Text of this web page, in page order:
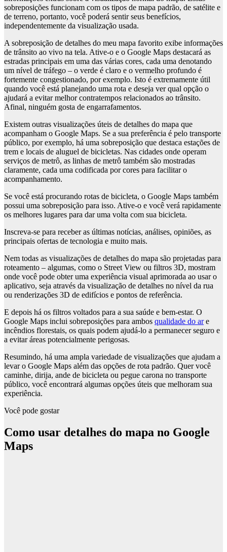
sobreposições funcionam com os tipos de mapa padrão, de satélite e
de terreno, portanto, você poderá sentir seus benefícios,
independentemente da visualização usada.
A sobreposição de detalhes do meu mapa favorito exibe informações
de trânsito ao vivo na tela. Ative-o e o Google Maps destacará as
estradas principais em uma das várias cores, cada uma denotando
um nível de tráfego – o verde é claro e o vermelho profundo é
fortemente congestionado, por exemplo. Isto é extremamente útil
quando você está planejando uma rota e deseja ver qual opção o
ajudará a evitar melhor contratempos relacionados ao trânsito.
Afinal, ninguém gosta de engarrafamentos.
Existem outras visualizações úteis de detalhes do mapa que
acompanham o Google Maps. Se a sua preferência é pelo transporte
público, por exemplo, há uma sobreposição que destaca estações de
trem e locais de aluguel de bicicletas. Nas cidades onde operam
serviços de metrô, as linhas de metrô também são mostradas
claramente, cada uma codificada por cores para facilitar o
acompanhamento.
Se você está procurando rotas de bicicleta, o Google Maps também
possui uma sobreposição para isso. Ative-o e você verá rapidamente
os melhores lugares para dar uma volta com sua bicicleta.
Inscreva-se para receber as últimas notícias, análises, opiniões, as
principais ofertas de tecnologia e muito mais.
Nem todas as visualizações de detalhes do mapa são projetadas para
roteamento – algumas, como o Street View ou filtros 3D, mostram
onde você pode obter uma experiência visual aprimorada ao usar o
aplicativo, seja através da visualização de detalhes no nível da rua
ou renderizações 3D de edifícios e pontos de referência.
E depois há os filtros voltados para a sua saúde e bem-estar. O
Google Maps inclui sobreposições para ambos qualidade do are
incêndios florestais, os quais podem ajudá-lo a permanecer seguro e
a evitar áreas potencialmente perigosas.
Resumindo, há uma ampla variedade de visualizações que ajudam a
levar o Google Maps além das opções de rota padrão. Quer você
caminhe, dirija, ande de bicicleta ou pegue carona no transporte
público, você encontrará algumas opções úteis que melhoram sua
experiência.
Você pode gostar
Como usar detalhes do mapa no Google
Maps